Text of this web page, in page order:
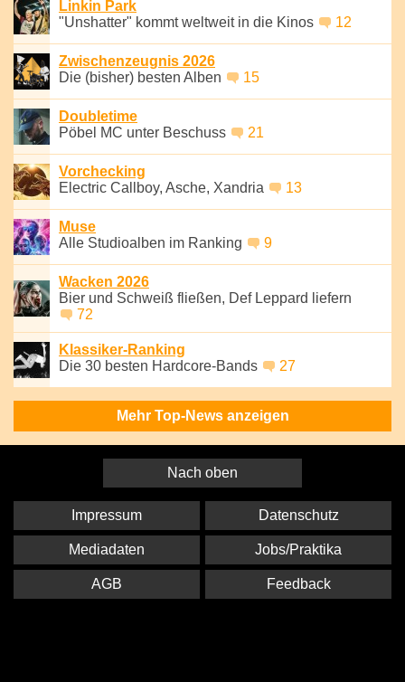
Linkin Park
"Unshatter" kommt weltweit in die Kinos
12
Zwischenzeugnis 2026
Die (bisher) besten Alben
15
Doubletime
Pöbel MC unter Beschuss
21
Vorchecking
Electric Callboy, Asche, Xandria
13
Muse
Alle Studioalben im Ranking
9
Wacken 2026
Bier und Schweiß fließen, Def Leppard liefern
72
Klassiker-Ranking
Die 30 besten Hardcore-Bands
27
Mehr Top-News anzeigen
Nach oben
Impressum Datenschutz
Mediadaten Jobs/Praktika
AGB Feedback